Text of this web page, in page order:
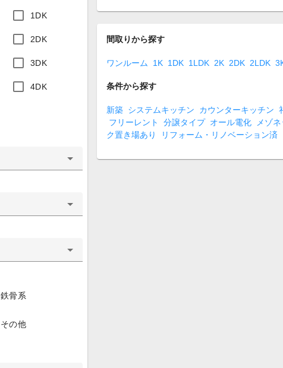
1DK
2DK
3DK
4DK
鉄骨系
その他
間取りから探す
ワンルーム 1K 1DK 1LDK 2K 2DK 2LDK
条件から探す
新築 システムキッチン カウンターキッチン
フリーレント
分譲タイプ オール電化 メゾ
ク置き場あり
リフォーム・リノベーション済